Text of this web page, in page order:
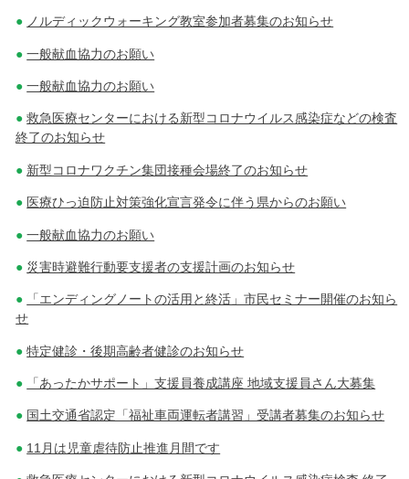
ノルディックウォーキング教室参加者募集のお知らせ
一般献血協力のお願い
一般献血協力のお願い
救急医療センターにおける新型コロナウイルス感染症などの検査
終了のお知らせ
新型コロナワクチン集団接種会場終了のお知らせ
医療ひっ迫防止対策強化宣言発令に伴う県からのお願い
一般献血協力のお願い
災害時避難行動要支援者の支援計画のお知らせ
「エンディングノートの活用と終活」市民セミナー開催のお知ら
せ
特定健診・後期高齢者健診のお知らせ
「あったかサポート」支援員養成講座 地域支援員さん大募集
国土交通省認定「福祉車両運転者講習」受講者募集のお知らせ
11月は児童虐待防止推進月間です